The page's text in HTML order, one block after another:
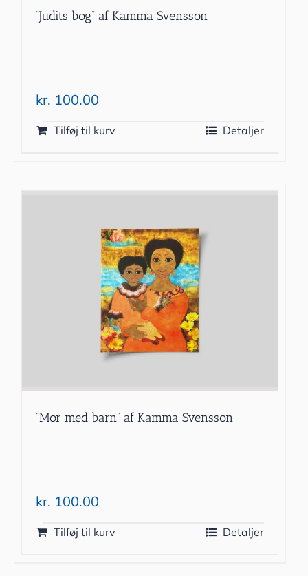
”Judits bog” af Kamma Svensson
kr. 100.00
Tilføj til kurv Detaljer
”Mor med barn” af Kamma Svensson
kr. 100.00
Tilføj til kurv Detaljer